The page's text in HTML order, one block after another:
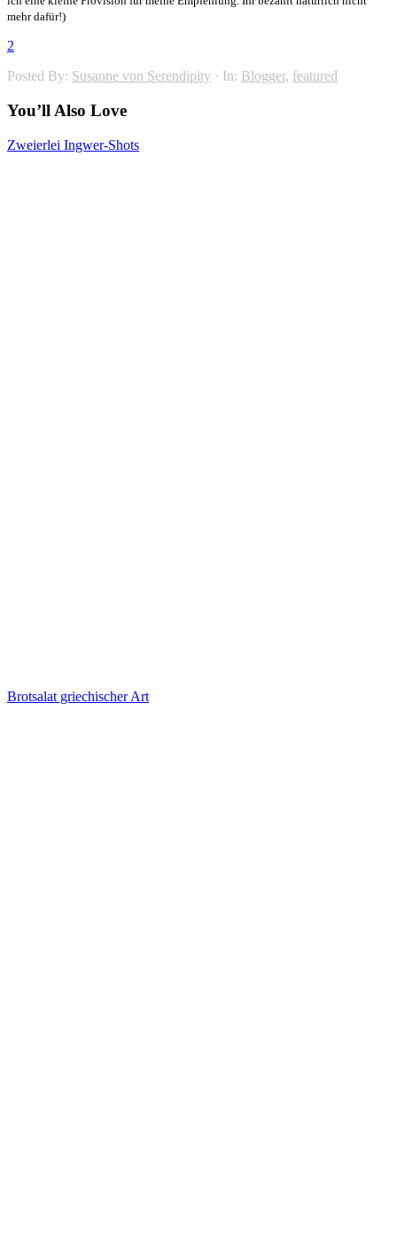
mehr dafür!)
2
Posted By: Susanne von Serendipity · In: Blogger, featured
You’ll Also Love
Zweierlei Ingwer-Shots
Brotsalat griechischer Art